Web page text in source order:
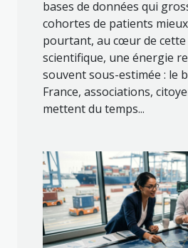
bases de données qui
cohortes de patients
pourtant, au cœur de cette
scientifique, une énergie
souvent sous-estimée : le
France, associations,
mettent du temps...